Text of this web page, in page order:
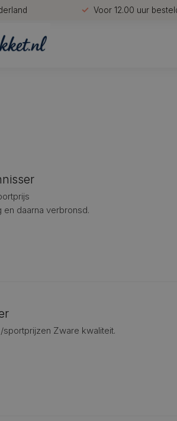
Voor 12.00 uur
en daarna verbronsd.
Zware kwaliteit.